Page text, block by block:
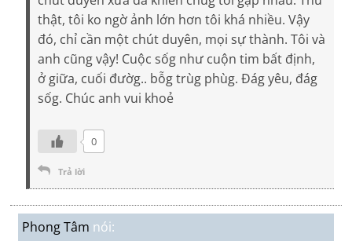
thật, tôi ko ngờ ảnh lớn hơn tôi khá nhiều. Vậy
đó, chỉ cần một chút duyên, mọi sự thành. Tôi và
anh cũng vậy! Cuộc sốg như cuộn tim bất định,
ở giữa, cuối đườg.. bỗg trùg phùg. Đág yêu, đág
sốg. Chúc anh vui khoẻ
0
Trả lời
Phong Tâm nói: